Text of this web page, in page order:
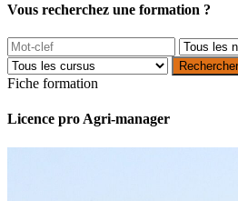
Vous recherchez une formation ?
Fiche formation
Licence pro Agri-manager